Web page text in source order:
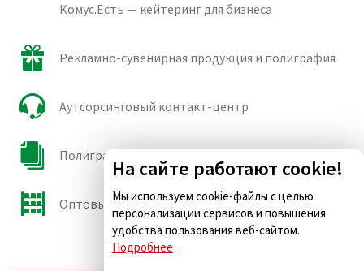
Комус.Есть — кейтеринг для бизнеса
Рекламно-сувенирная продукция и полиграфия
Аутсорсинговый контакт-центр
Полиграфические сорта бумаги и картона
Оптовые продажи
На сайте работают cookie!
Мы используем cookie-файлы с целью
персонализации сервисов и повышения
удобства пользования веб-сайтом.
Подробнее